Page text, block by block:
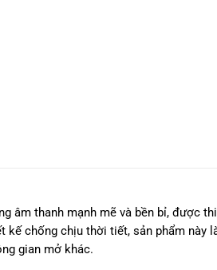
âm thanh mạnh mẽ và bền bỉ, được
chống chịu thời tiết, sản phẩm này
gian mở khác.